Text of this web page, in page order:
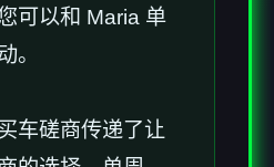
可以和 Maria 单
。
车磋商传递了让